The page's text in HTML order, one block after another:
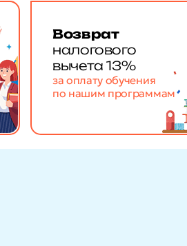
Возврат
налогового
вычета 13%
за оплату обучения
по нашим программам